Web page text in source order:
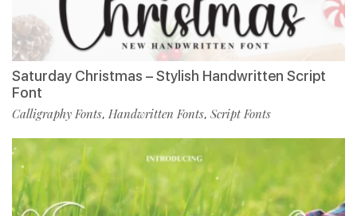
Saturday Christmas – Stylish Handwritten Script
Font
Calligraphy Fonts, Handwritten Fonts, Script Fonts